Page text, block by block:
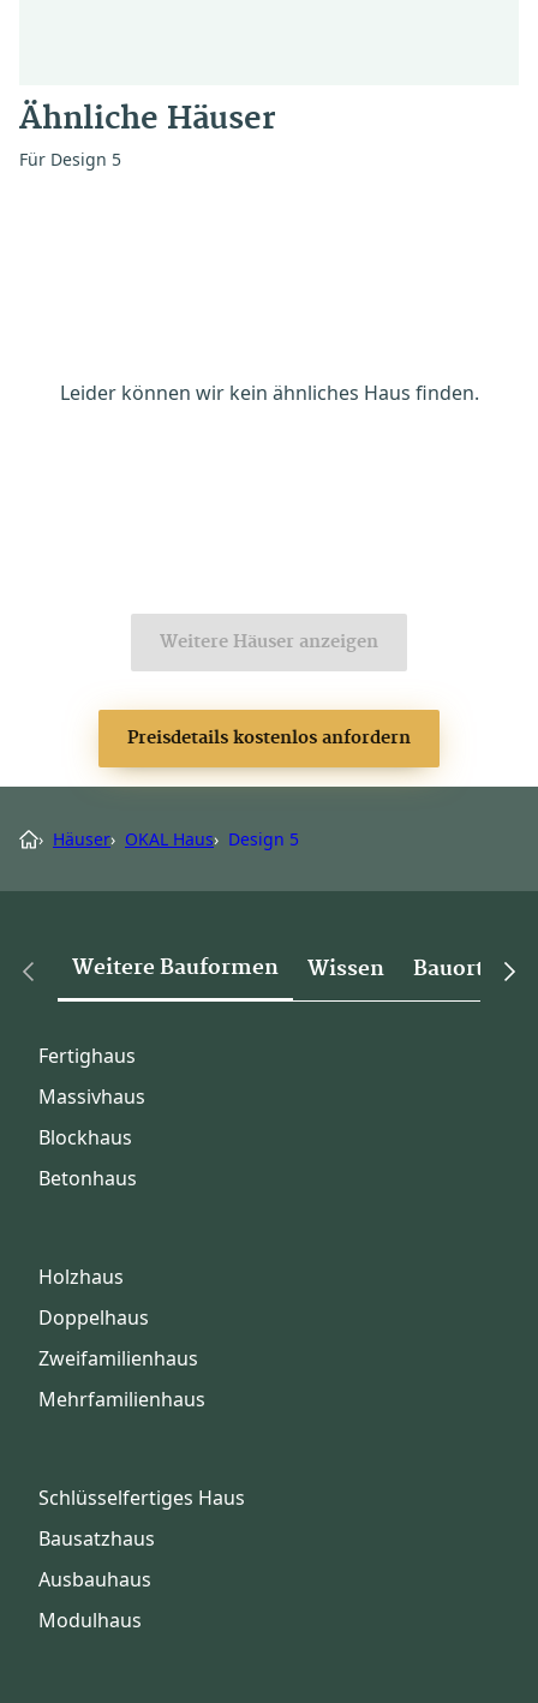
Ähnliche Häuser
Für Design 5
Leider können wir kein ähnliches Haus finden.
Weitere Häuser anzeigen
Preisdetails kostenlos anfordern
› Häuser› OKAL Haus› Design 5
Weitere Bauformen Wissen Bauorte
Fertighaus
Massivhaus
Blockhaus
Betonhaus
Holzhaus
Doppelhaus
Zweifamilienhaus
Mehrfamilienhaus
Schlüsselfertiges Haus
Bausatzhaus
Ausbauhaus
Modulhaus